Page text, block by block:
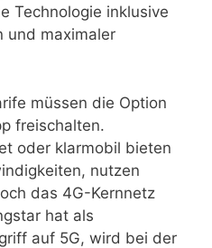
Technologie inklusive
und maximaler
müssen die Option
freischalten.
oder klarmobil bieten
nutzen
das 4G-Kernnetz
hat als
auf 5G, wird bei der